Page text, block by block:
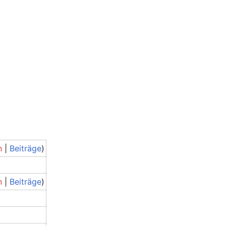
| Beiträge)
| Beiträge)